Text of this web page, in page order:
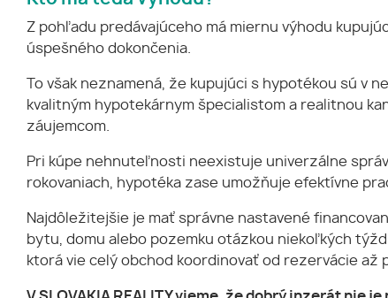
Z pohľadu predávajúceho má miernu výhodu
úspešného dokončenia.
To však neznamená, že kupujúci s hypotékou sú v
kvalitným hypotekárnym špecialistom a realitnou
záujemcom.
Pri kúpe nehnuteľnosti neexistuje univerzálne
rokovaniach, hypotéka zase umožňuje efektívne
Najdôležitejšie je mať správne nastavené
bytu, domu alebo pozemku otázkou niekoľkých
ktorá vie celý obchod koordinovať od rezervácie až